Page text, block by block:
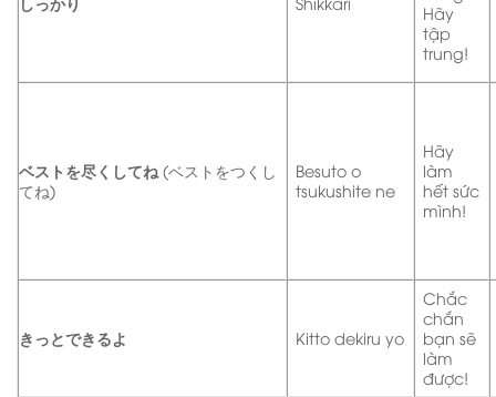
Hãy
tập
trung!
ベストを尽くしてね (ベストをつくし
てね)
Besuto o
tsukushite ne
Hãy
làm
hết sức
mình!
きっとできるよ Kitto dekiru yo
Chắc
chắn
bạn sẽ
làm
được!